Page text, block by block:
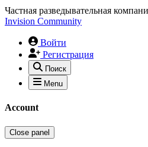
Частная разведывательная
Invision Community
Войти
Регистрация
Поиск
Menu
Account
Close panel